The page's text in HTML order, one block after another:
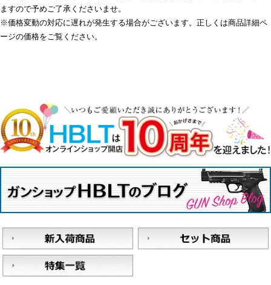
ますので予めご了承くださいませ。
※価格変動の対応に遅れが発生する場合がございます。正しくは商品詳細ペ
ージの価格をご覧ください。